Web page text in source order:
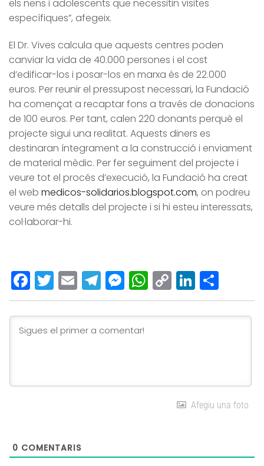
els nens i adolescents que necessitin visites
específiques”, afegeix.
El Dr. Vives calcula que aquests centres poden
canviar la vida de 40.000 persones i el cost
d’edificar-los i posar-los en marxa és de 22.000
euros. Per reunir el pressupost necessari, la Fundació
ha començat a recaptar fons a través de donacions
de 100 euros. Per tant, calen 220 donants perquè el
projecte sigui una realitat. Aquests diners es
destinaran íntegrament a la construcció i enviament
de material mèdic. Per fer seguiment del projecte i
veure tot el procés d’execució, la Fundació ha creat
el web medicos-solidarios.blogspot.com, on podreu
veure més detalls del projecte i si hi esteu interessats,
col·laborar-hi.
Facebook
Twitter
EmailTelegram
Messenger
WhatsApp
Copy
Link
Afegiu una foto
0 COMENTARIS